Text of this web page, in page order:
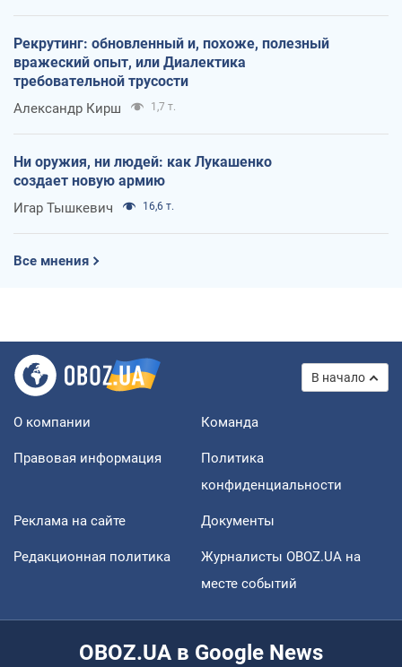
Рекрутинг: обновленный и, похоже, полезный
вражеский опыт, или Диалектика
требовательной трусости
Александр Кирш 1,7 т.
Ни оружия, ни людей: как Лукашенко
создает новую армию
Игар Тышкевич 16,6 т.
Все мнения
В начало
О компании Команда
Правовая информация
Политика
конфиденциальности
Реклама на сайте Документы
Редакционная политика
Журналисты OBOZ.UA на
месте событий
OBOZ.UA в Google News